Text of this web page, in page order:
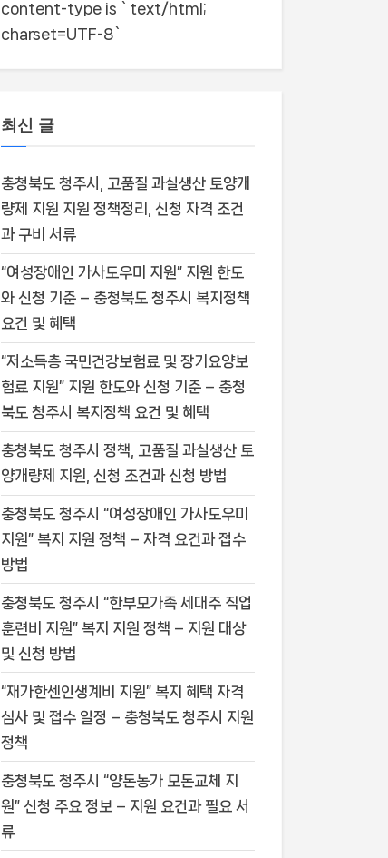
content-type is `text/html;
charset=UTF-8`
최신 글
충청북도 청주시, 고품질 과실생산 토양개
량제 지원 지원 정책정리, 신청 자격 조건
과 구비 서류
“여성장애인 가사도우미 지원” 지원 한도
와 신청 기준 – 충청북도 청주시 복지정책
요건 및 혜택
“저소득층 국민건강보험료 및 장기요양보
험료 지원” 지원 한도와 신청 기준 – 충청
북도 청주시 복지정책 요건 및 혜택
충청북도 청주시 정책, 고품질 과실생산 토
양개량제 지원, 신청 조건과 신청 방법
충청북도 청주시 “여성장애인 가사도우미
지원” 복지 지원 정책 – 자격 요건과 접수
방법
충청북도 청주시 “한부모가족 세대주 직업
훈련비 지원” 복지 지원 정책 – 지원 대상
및 신청 방법
“재가한센인생계비 지원” 복지 혜택 자격
심사 및 접수 일정 – 충청북도 청주시 지원
정책
충청북도 청주시 “양돈농가 모돈교체 지
원” 신청 주요 정보 – 지원 요건과 필요 서
류